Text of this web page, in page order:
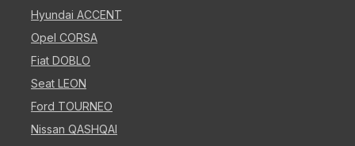
Hyundai ACCENT
Opel CORSA
Fiat DOBLO
Seat LEON
Ford TOURNEO
Nissan QASHQAI